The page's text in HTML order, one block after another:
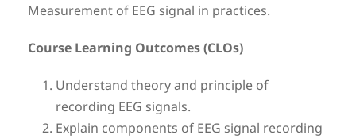
Measurement of EEG signal in practices.
Course Learning Outcomes (CLOs)
Understand theory and principle of
recording EEG signals.
Explain components of EEG signal recording